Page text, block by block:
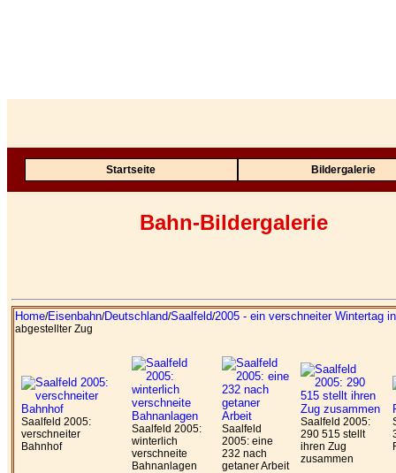
Startseite Bildergalerie
Bahn-Bildergalerie
Home/Eisenbahn/Deutschland/Saalfeld/2005 - ein verschneiter Wintertag
abgestellter Zug
Saalfeld 2005:
verschneiter
Bahnhof
Saalfeld 2005:
winterlich
verschneite
Bahnanlagen
Saalfeld
2005: eine
232 nach
getaner Arbeit
Saalfeld 2005:
290 515 stellt
ihren Zug
zusammen